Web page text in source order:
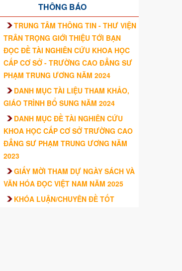
THÔNG BÁO
TRUNG TÂM THÔNG TIN - THƯ VIỆN
TRÂN TRỌNG GIỚI THIỆU TỚI BẠN
ĐỌC ĐỀ TÀI NGHIÊN CỨU KHOA HỌC
CẤP CƠ SỞ - TRƯỜNG CAO ĐẲNG SƯ
PHẠM TRUNG ƯƠNG NĂM 2024
DANH MỤC TÀI LIỆU THAM KHẢO,
GIÁO TRÌNH BỔ SUNG NĂM 2024
DANH MỤC ĐỀ TÀI NGHIÊN CỨU
KHOA HỌC CẤP CƠ SỞ TRƯỜNG CAO
ĐẲNG SƯ PHẠM TRUNG ƯƠNG NĂM
2023
GIẤY MỜI THAM DỰ NGÀY SÁCH VÀ
VĂN HÓA ĐỌC VIỆT NAM NĂM 2025
KHÓA LUẬN/CHUYÊN ĐỀ TỐT